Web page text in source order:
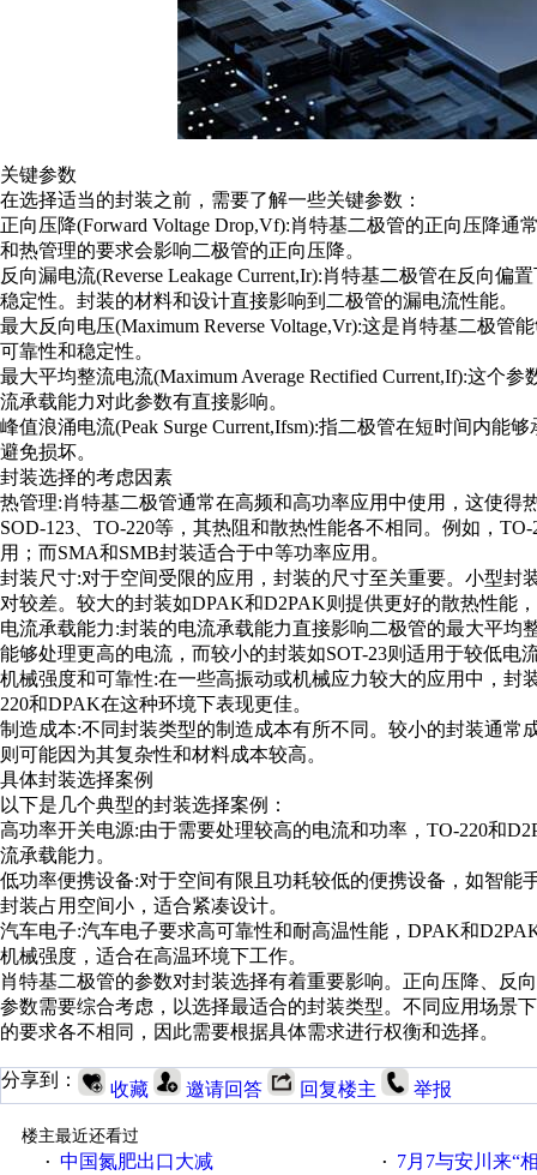
关键参数
在选择适当的封装之前，需要了解一些关键参数：
正向压降(Forward Voltage Drop,Vf):肖特基二极管的正向压降
和热管理的要求会影响二极管的正向压降。
反向漏电流(Reverse Leakage Current,Ir):肖特基二极管在反向
稳定性。封装的材料和设计直接影响到二极管的漏电流性能。
最大反向电压(Maximum Reverse Voltage,Vr):这是肖特基二极
可靠性和稳定性。
最大平均整流电流(Maximum Average Rectified Current,If):这个
流承载能力对此参数有直接影响。
峰值浪涌电流(Peak Surge Current,Ifsm):指二极管在短时间内
避免损坏。
封装选择的考虑因素
热管理:肖特基二极管通常在高频和高功率应用中使用，这使
SOD-123、TO-220等，其热阻和散热性能各不相同。例如，
用；而SMA和SMB封装适合于中等功率应用。
封装尺寸:对于空间受限的应用，封装的尺寸至关重要。小型封
对较差。较大的封装如DPAK和D2PAK则提供更好的散热性能
电流承载能力:封装的电流承载能力直接影响二极管的最大平
能够处理更高的电流，而较小的封装如SOT-23则适用于较低电
机械强度和可靠性:在一些高振动或机械应力较大的应用中，
220和DPAK在这种环境下表现更佳。
制造成本:不同封装类型的制造成本有所不同。较小的封装通
则可能因为其复杂性和材料成本较高。
具体封装选择案例
以下是几个典型的封装选择案例：
高功率开关电源:由于需要处理较高的电流和功率，TO-220和
流承载能力。
低功率便携设备:对于空间有限且功耗较低的便携设备，如智能
封装占用空间小，适合紧凑设计。
汽车电子:汽车电子要求高可靠性和耐高温性能，DPAK和
机械强度，适合在高温环境下工作。
肖特基二极管的参数对封装选择有着重要影响。正向压降、反
参数需要综合考虑，以选择最适合的封装类型。不同应用场景
的要求各不相同，因此需要根据具体需求进行权衡和选择。
分享到： 收藏 邀请回答 回复楼主 举报
楼主最近还看过
· 中国氮肥出口大减 · 7月7与安川来“